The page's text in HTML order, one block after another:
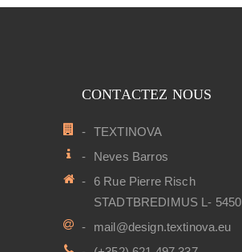
CONTACTEZ NOUS
TEXTINOVA
Neves Barros
6 Rue Pierre Risch
STADTBREDIMUS L- 5450
mail@design.textinova.eu